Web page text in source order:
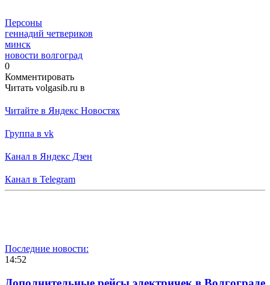
Персоны
геннадий четвериков
минск
новости волгоград
0
Комментировать
Читать volgasib.ru в
Читайте в Яндекс Новостях
Группа в vk
Канал в Яндекс Дзен
Канал в Telegram
Последние новости:
14:52